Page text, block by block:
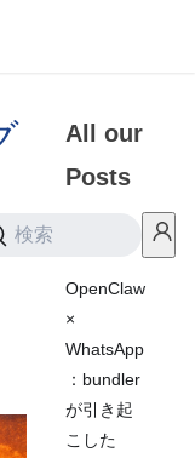
検索
All our
Posts
OpenClaw
×
WhatsApp
：bundler
が引き起
こした